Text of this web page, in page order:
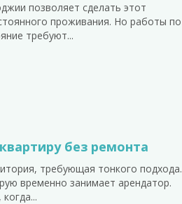
позволяет сделать этот
проживания. Но работы по
требуют...
без ремонта
требующая тонкого подхода.
временно занимает арендатор.